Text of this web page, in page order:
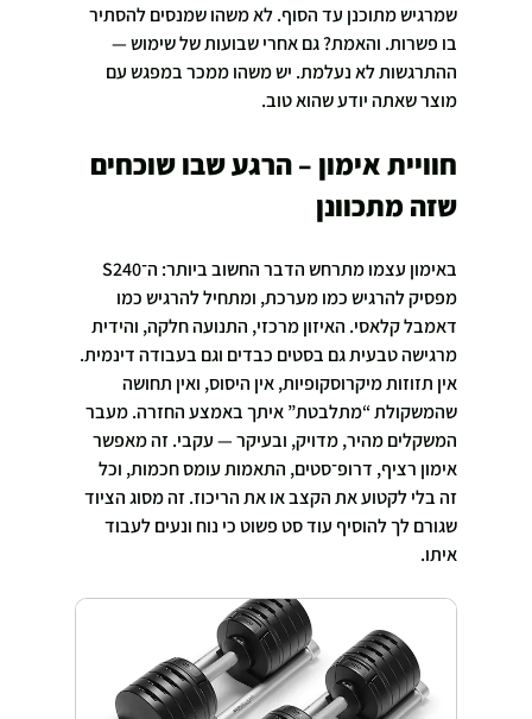
שמרגיש מתוכנן עד הסוף. לא משהו שמנסים להסתיר
בו פשרות. והאמת? גם אחרי שבועות של שימוש —
ההתרגשות לא נעלמת. יש משהו ממכר במפגש עם
מוצר שאתה יודע שהוא טוב.
חוויית אימון – הרגע שבו שוכחים
שזה מתכוונן
באימון עצמו מתרחש הדבר החשוב ביותר: ה־S240
מפסיק להרגיש כמו מערכת, ומתחיל להרגיש כמו
דאמבל קלאסי. האיזון מרכזי, התנועה חלקה, והידית
מרגישה טבעית גם בסטים כבדים וגם בעבודה דינמית.
אין תזוזות מיקרוסקופיות, אין היסוס, ואין תחושה
שהמשקולת “מתלבטת” איתך באמצע החזרה. מעבר
המשקלים מהיר, מדויק, ובעיקר — עקבי. זה מאפשר
אימון רציף, דרופ־סטים, התאמות עומס חכמות, וכל
זה בלי לקטוע את הקצב או את הריכוז. זה מסוג הציוד
שגורם לך להוסיף עוד סט פשוט כי נוח ונעים לעבוד
איתו.